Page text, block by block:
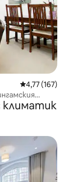
Средна
4,77 (167)